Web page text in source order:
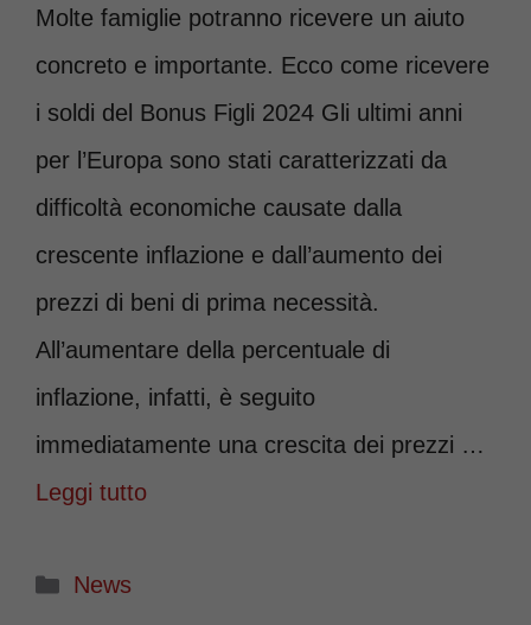
Molte famiglie potranno ricevere un aiuto
concreto e importante. Ecco come ricevere
i soldi del Bonus Figli 2024 Gli ultimi anni
per l’Europa sono stati caratterizzati da
difficoltà economiche causate dalla
crescente inflazione e dall’aumento dei
prezzi di beni di prima necessità.
All’aumentare della percentuale di
inflazione, infatti, è seguito
immediatamente una crescita dei prezzi …
Leggi tutto
Categorie
News